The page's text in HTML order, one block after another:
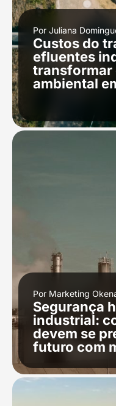
Por Juliana
Custos do
efluentes
transformar
ambiental
Por Marketing
Segurança
industrial:
devem se
futuro com